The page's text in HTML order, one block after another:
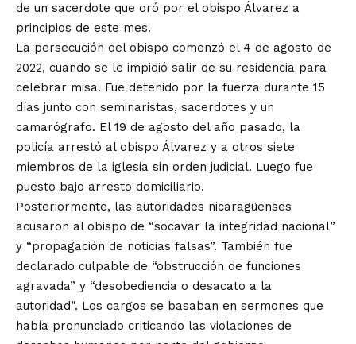
de un sacerdote que oró por el obispo Álvarez a
principios de este mes.
La persecución del obispo comenzó el 4 de agosto de
2022, cuando se le impidió salir de su residencia para
celebrar misa. Fue detenido por la fuerza durante 15
días junto con seminaristas, sacerdotes y un
camarógrafo. El 19 de agosto del año pasado, la
policía arrestó al obispo Álvarez y a otros siete
miembros de la iglesia sin orden judicial. Luego fue
puesto bajo arresto domiciliario.
Posteriormente, las autoridades nicaragüenses
acusaron al obispo de “socavar la integridad nacional”
y “propagación de noticias falsas”. También fue
declarado culpable de “obstrucción de funciones
agravada” y “desobediencia o desacato a la
autoridad”. Los cargos se basaban en sermones que
había pronunciado criticando las violaciones de